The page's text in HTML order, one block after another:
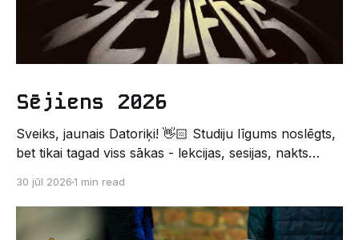
Sējiens 2026
Sveiks, jaunais Datoriķi! 👋🏻 Studiju līgums noslēgts,
bet tikai tagad viss sākas - lekcijas, sesijas, nakts
Un kas gan būtu labāks veids, kā iepazīt savu jauno
dzīvi LU EZTF datoriķu vidē, par došanos uz
leģendāro “Sējienu”? 🐱 Šī pirmsaristoteļa nometne
30 jūl 20261 min read